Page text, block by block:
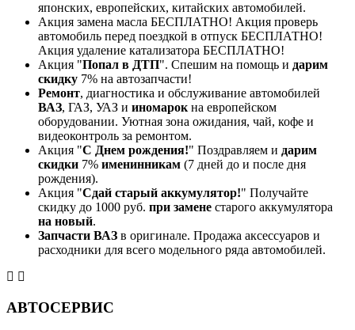
японских, европейских, китайских автомобилей.
Акция замена масла БЕСПЛАТНО! Акция проверь
автомобиль перед поездкой в отпуск БЕСПЛАТНО!
Акция удаление катализатора БЕСПЛАТНО!
Акция "Попал в ДТП". Спешим на помощь и дарим
скидку 7% на автозапчасти!
Ремонт, диагностика и обслуживание автомобилей
ВАЗ, ГАЗ, УАЗ и иномарокна европейском
оборудовании. Уютная зона ожидания, чай, кофе и
видеоконтроль за ремонтом.
Акция "С Днем рождения!" Поздравляем и дарим
скидки 7% именинникам (7 дней до и после дня
рождения).
Акция "Сдай старый аккумулятор!" Получайте
скидку до 1000 руб. при замене старого аккумулятора
на новый.
Запчасти ВАЗ в оригинале. Продажа аксессуаров и
расходники для всего модельного ряда автомобилей.
АВТОСЕРВИС